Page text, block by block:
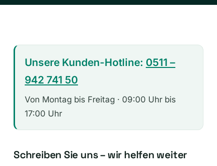
Unsere Kunden-Hotline: 0511 –
942 741 50
Von Montag bis Freitag · 09:00 Uhr bis
17:00 Uhr
Schreiben Sie uns – wir helfen weiter